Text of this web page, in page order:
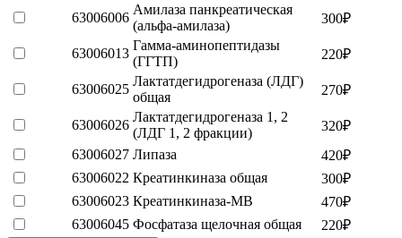
63006006
Амилаза панкреатическая
(альфа-амилаза)
300₽
63006013
Гамма-аминопептидазы
(ГГТП)
220₽
63006025
Лактатдегидрогеназа (ЛДГ)
общая
270₽
63006026
Лактатдегидрогеназа 1, 2
(ЛДГ 1, 2 фракции)
320₽
63006027 Липаза 420₽
63006022 Креатинкиназа общая 300₽
63006023 Креатинкиназа-МВ 470₽
63006045 Фосфатаза щелочная общая 220₽